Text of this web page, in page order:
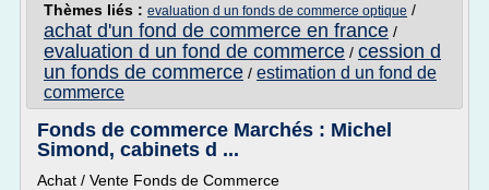
Thèmes liés : evaluation d un fonds de commerce optique /
achat d'un fond de commerce en france /
evaluation d un fond de commerce / cession d
un fonds de commerce / estimation d un fond de
commerce
Fonds de commerce Marchés : Michel
Simond, cabinets d ...
Achat / Vente Fonds de Commerce